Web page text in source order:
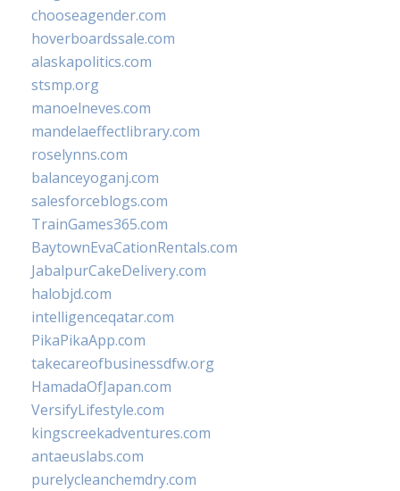
chooseagender.com
hoverboardssale.com
alaskapolitics.com
stsmp.org
manoelneves.com
mandelaeffectlibrary.com
roselynns.com
balanceyoganj.com
salesforceblogs.com
TrainGames365.com
BaytownEvaCationRentals.com
JabalpurCakeDelivery.com
halobjd.com
intelligenceqatar.com
PikaPikaApp.com
takecareofbusinessdfw.org
HamadaOfJapan.com
VersifyLifestyle.com
kingscreekadventures.com
antaeuslabs.com
purelycleanchemdry.com